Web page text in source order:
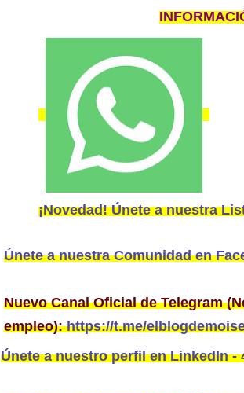
¡Novedad! Únete a nuestra
Únete a nuestra Comunidad en
Nuevo Canal Oficial de Telegram
empleo): https://t.me/
Únete a nuestro perfil en LinkedIn -